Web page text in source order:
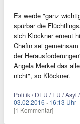
Es werde "ganz
spürbar die
sich Klöckner erneut
Chefin sei
der
Angela Merkel das
nicht", so Klöckner.
Politik / DEU / EU / Asyl
03.02.2016 · 16:13 Uhr
[1 Kommentar]